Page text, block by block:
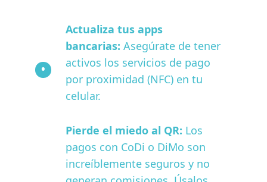
Actualiza tus apps
bancarias: Asegúrate de tener
activos los servicios de pago
por proximidad (NFC) en tu
celular.
Pierde el miedo al QR: Los
pagos con CoDi o DiMo son
increíblemente seguros y no